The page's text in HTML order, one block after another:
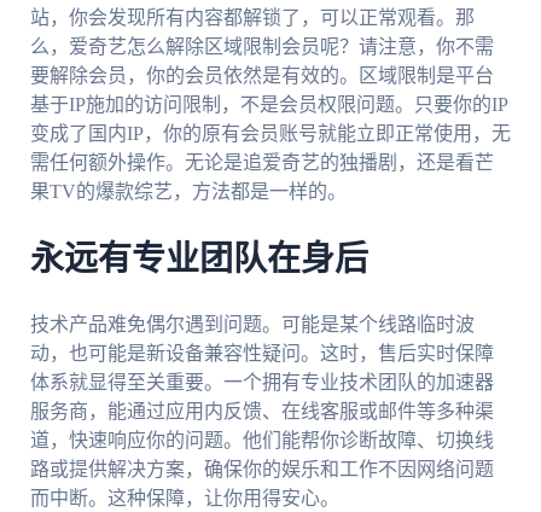
站，你会发现所有内容都解锁了，可以正常观看。那
么，爱奇艺怎么解除区域限制会员呢？请注意，你不需
要解除会员，你的会员依然是有效的。区域限制是平台
基于IP施加的访问限制，不是会员权限问题。只要你的IP
变成了国内IP，你的原有会员账号就能立即正常使用，无
需任何额外操作。无论是追爱奇艺的独播剧，还是看芒
果TV的爆款综艺，方法都是一样的。
永远有专业团队在身后
技术产品难免偶尔遇到问题。可能是某个线路临时波
动，也可能是新设备兼容性疑问。这时，售后实时保障
体系就显得至关重要。一个拥有专业技术团队的加速器
服务商，能通过应用内反馈、在线客服或邮件等多种渠
道，快速响应你的问题。他们能帮你诊断故障、切换线
路或提供解决方案，确保你的娱乐和工作不因网络问题
而中断。这种保障，让你用得安心。